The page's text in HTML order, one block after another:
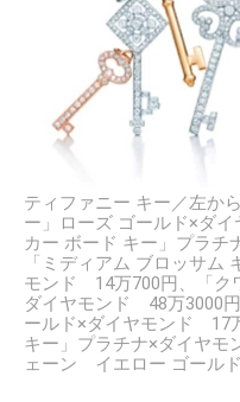
ティファニー キー／左か
ー」ローズ ゴールド×ダ
カー ボード キー」プラチ
「ミディアム ブロッサム
モンド 14万700円、「ク
ダイヤモンド 48万3000
ールド×ダイヤモンド 17
キー」プラチナ×ダイヤ
ェーン イエロー ゴール